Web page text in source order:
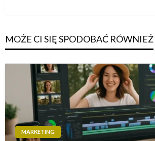
MOŻE CI SIĘ SPODOBAĆ RÓWNIEŻ
MARKETING